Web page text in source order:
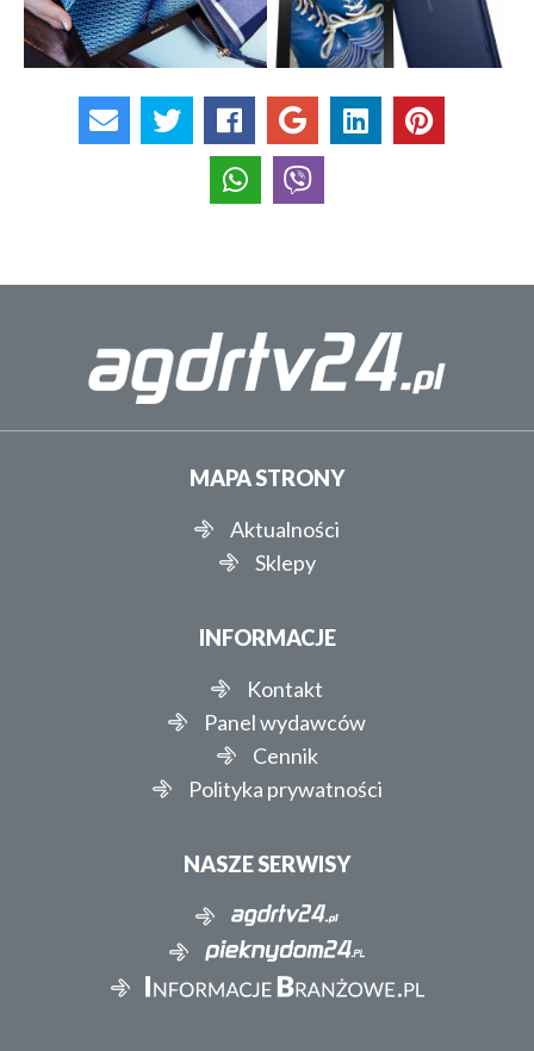
MAPA STRONY
Aktualności
Sklepy
INFORMACJE
Kontakt
Panel wydawców
Cennik
Polityka prywatności
NASZE SERWISY